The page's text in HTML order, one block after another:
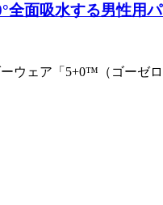
全面吸水する男性
ウェア「5+0™（ゴーゼ